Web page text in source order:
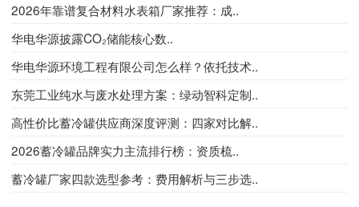
2026年靠谱复合材料水表箱厂家推荐：成..
华电华源披露CO₂储能核心数..
华电华源环境工程有限公司怎么样？依托技术..
东莞工业纯水与废水处理方案：绿动智科定制..
高性价比蓄冷罐供应商深度评测：四家对比解..
2026蓄冷罐品牌实力主流排行榜：资质梳..
蓄冷罐厂家四款选型参考：费用解析与三步选..